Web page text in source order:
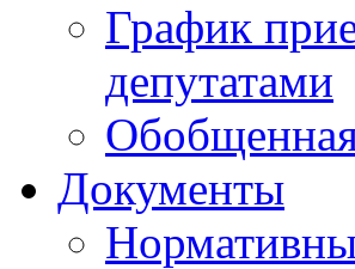
График
депутатами
Документы